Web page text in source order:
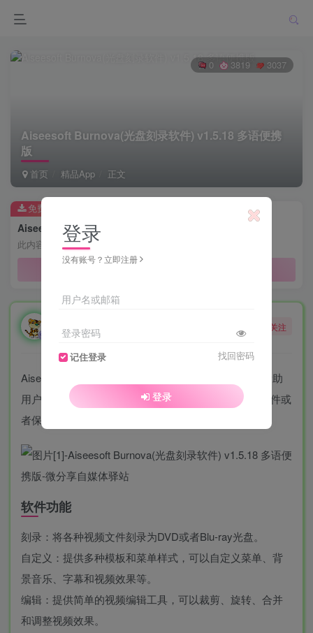
Aiseesoft Burnova(光盘刻录软件) v1.5.18 多语便携
版
首页 精品App 正文
0 3819 3037
Aiseesoft Burnova(光盘刻录软件) v1.5.18 多语便携版
此内容为免费资源，请登录后查看
免费资源
酒醒只在花前坐，酒醉还来花下眠。
关注
Aiseesoft Burnova是一款功能强大的刻录软件，可以帮助
用户将各种视频文件制作成DVD光盘、创建ISO映像文件或
者保存在电脑上。
软件功能
刻录：将各种视频文件刻录为DVD或者Blu-ray光盘。
自定义：提供多种模板和菜单样式，可以自定义菜单、背
景音乐、字幕和视频效果等。
编辑：提供简单的视频编辑工具，可以裁剪、旋转、合并
和调整视频效果。
登录
没有账号？立即注册
用户名或邮箱
登录密码
记住登录 找回密码
登录